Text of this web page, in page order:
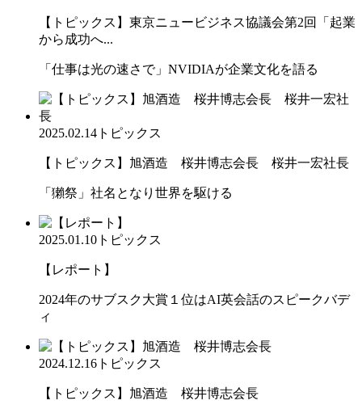
【トピックス】東京ニュービジネス協議会第2回「起業
から成功へ...
「仕事は光の速さで」NVIDIAが企業文化を語る
2025.02.14 トピックス
【トピックス】旭酒造 桜井博志会長 桜井一宏社長
「獺祭」社名となり世界を駆ける
2025.01.10 トピックス
【レポート】
2024年のサブスク大賞１位はAI英会話のスピークバデ
ィ
2024.12.16 トピックス
【トピックス】旭酒造 桜井博志会長